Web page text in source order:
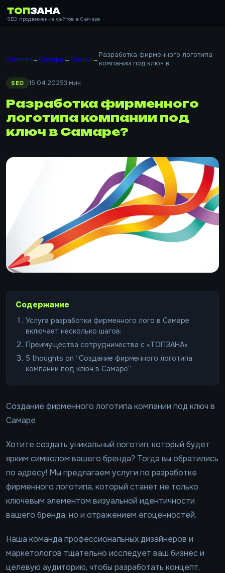
ТОП ЗАНА
SEO продвижение сайтов в Самаре
Главная→Самара→Статьи→Разработка фирменного логотипа
компании под ключ в...
SEO 15.04.20253 мин
Разработка фирменного
логотипа компании под
ключ в Самаре?
Содержание
Услуга разработки фирменного лого в Самаре
включает несколько шагов:
Преимущества сотрудничества с «ТОПЗАНА»
5 thoughts on “Создание фирменного логотипа
компании под ключ в Самаре”
Создание фирменного логотипа компании под ключ в
Самаре
Хотите создать уникальный логотип, который будет
ярким символом вашего бренда? Тогда вы обратились
по адресу! Мы предлагаем услуги по разработке
фирменного логотипа, который станет не только
ключевым элементом визуальной идентичности
вашего бренда, но и отражением егоценностей.
Наша команда профессиональных дизайнеров и
маркетологов тщательно исследует ваш бизнес и
целевую аудиторию, чтобы разработать концепт,